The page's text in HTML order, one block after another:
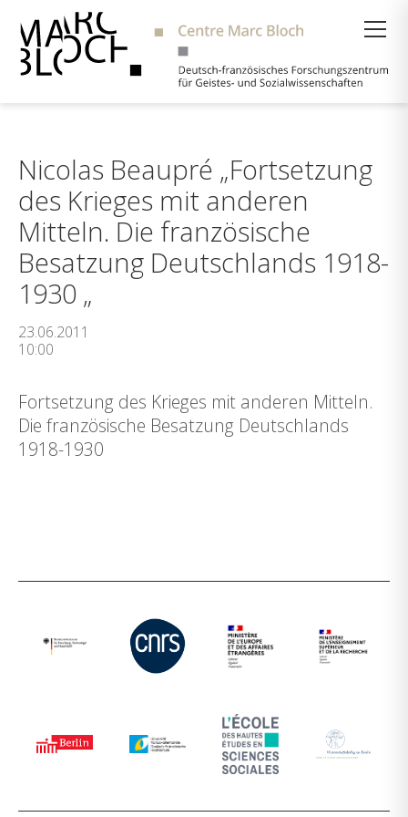
Nicolas Beaupré „Fortsetzung
des Krieges mit anderen
Mitteln. Die französische
Besatzung Deutschlands 1918-
1930 „
23.06.2011
10:00
Fortsetzung des Krieges mit anderen Mitteln.
Die französische Besatzung Deutschlands
1918-1930